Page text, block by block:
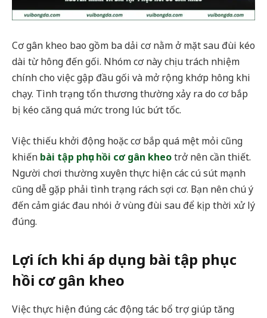
Cơ gân kheo bao gồm ba dải cơ nằm ở mặt sau đùi kéo
dài từ hông đến gối. Nhóm cơ này chịu trách nhiệm
chính cho việc gập đầu gối và mở rộng khớp hông khi
chạy. Tình trạng tổn thương thường xảy ra do cơ bắp
bị kéo căng quá mức trong lúc bứt tốc.
Việc thiếu khởi động hoặc cơ bắp quá mệt mỏi cũng
khiến bài tập phục hồi cơ gân kheotrở nên cần thiết.
Người chơi thường xuyên thực hiện các cú sút mạnh
cũng dễ gặp phải tình trạng rách sợi cơ. Bạn nên chú ý
đến cảm giác đau nhói ở vùng đùi sau để kịp thời xử lý
đúng.
Lợi ích khi áp dụng bài tập phục
hồi cơ gân kheo
Việc thực hiện đúng các động tác bổ trợ giúp tăng